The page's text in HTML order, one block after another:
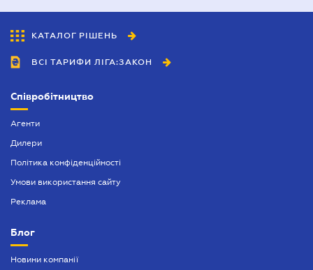
КАТАЛОГ РІШЕНЬ
ВСІ ТАРИФИ ЛІГА:ЗАКОН
Співробітництво
Агенти
Дилери
Політика конфіденційності
Умови використання сайту
Реклама
Блог
Новини компанії